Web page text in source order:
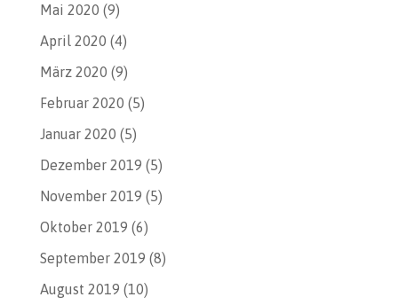
Mai 2020 (9)
April 2020 (4)
März 2020 (9)
Februar 2020 (5)
Januar 2020 (5)
Dezember 2019 (5)
November 2019 (5)
Oktober 2019 (6)
September 2019 (8)
August 2019 (10)